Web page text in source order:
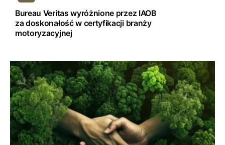
Bureau Veritas wyróżnione przez IAOB
za doskonałość w certyfikacji branży
motoryzacyjnej